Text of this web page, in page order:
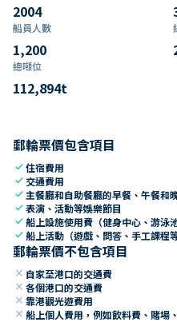
2004
船員人數
1,200
總噸位
112,894t
郵輪票價包含項目
check住宿費用
check 交通費用
check 主餐廳和自助餐廳的早餐、午餐和
check表演、活動等娛樂節目
check船上設施使用費（健身中心、游泳
check船上活動（遊戲、問答、手工課程等
郵輪票價不包含項目
close 自家至港口的交通費
close 各個港口的交通費
close 靠港觀光遊費用
close 船上個人費用，例如飲料費、賭場